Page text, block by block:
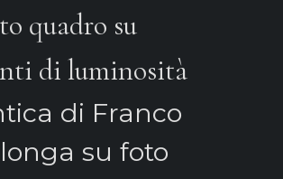
quadro su
di luminosità
di Franco
su foto